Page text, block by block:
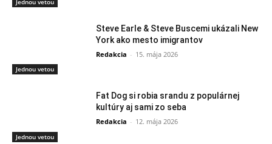
Jednou vetou
Steve Earle & Steve Buscemi ukázali New
York ako mesto imigrantov
Redakcia - 15. mája 2026
Jednou vetou
Fat Dog si robia srandu z populárnej
kultúry aj sami zo seba
Redakcia - 12. mája 2026